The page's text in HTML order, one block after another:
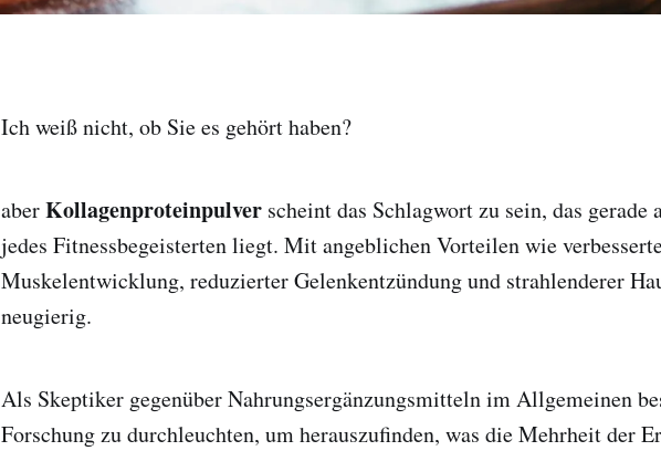
Ich weiß nicht, ob Sie es gehört haben?
aberKollagenproteinpulver scheint das Schlagwort zu sein, das gerade
jedes Fitnessbegeisterten liegt. Mit angeblichen Vorteilen wie
Muskelentwicklung, reduzierter Gelenkentzündung und strahlenderer
neugierig.
Als Skeptiker gegenüber Nahrungsergänzungsmitteln im Allgemeinen
Forschung zu durchleuchten, um herauszufinden, was die Mehrheit der